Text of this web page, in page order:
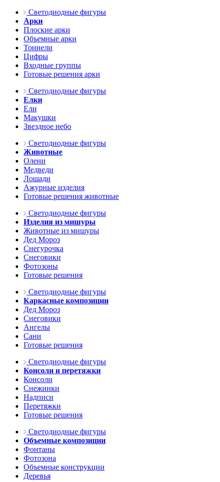
Светодиодные фигуры
Арки
Плоские арки
Объемные арки
Тоннели
Цифры
Входные группы
Готовые решения арки
Светодиодные фигуры
Елки
Ели
Макушки
Звездное небо
Светодиодные фигуры
Животные
Олени
Медведи
Лошади
Ажурные изделия
Готовые решения животные
Светодиодные фигуры
Изделия из мишуры
Животные из мишуры
Дед Мороз
Снегурочка
Снеговики
Фотозоны
Готовые решения
Светодиодные фигуры
Каркасные композиции
Дед Мороз
Снеговики
Ангелы
Сани
Готовые решения
Светодиодные фигуры
Консоли и перетяжки
Консоли
Снежинки
Надписи
Перетяжки
Готовые решения
Светодиодные фигуры
Объемные композиции
Фонтаны
Фотозона
Объемные конструкции
Деревья